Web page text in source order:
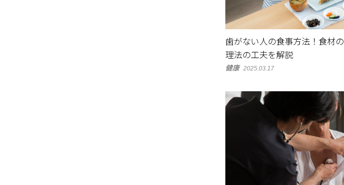
歯がない人の食事方法！食材
理法の工夫を解説
健康 2025.03.17